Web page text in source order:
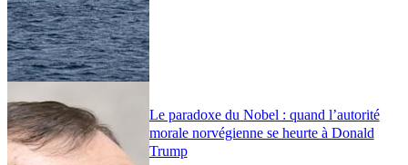
Le paradoxe du Nobel : quand l’autorité
morale norvégienne se heurte à Donald
Trump